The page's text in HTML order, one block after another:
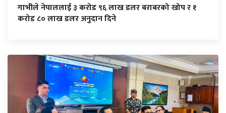
गाभीले नेपाललाई ३ करोड ९६ लाख डलर बराबरको खोप र १
करोड ८० लाख डलर अनुदान दिने